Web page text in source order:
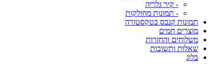
- קיר גלריה
- תמונות מחולקות
תמונות קנבס בטקסטורה
מוצרים חמים
משלוחים והחזרות
שאלות ותשובות
בלוג